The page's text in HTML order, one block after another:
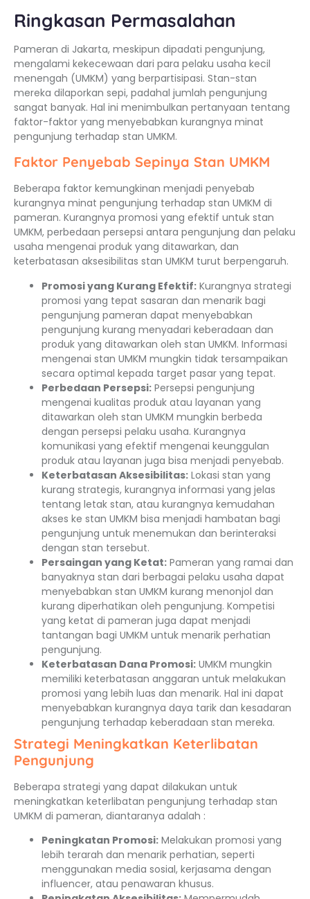
Ringkasan Permasalahan
Pameran di Jakarta, meskipun dipadati pengunjung,
mengalami kekecewaan dari para pelaku usaha kecil
menengah (UMKM) yang berpartisipasi. Stan-stan
mereka dilaporkan sepi, padahal jumlah pengunjung
sangat banyak. Hal ini menimbulkan pertanyaan tentang
faktor-faktor yang menyebabkan kurangnya minat
pengunjung terhadap stan UMKM.
Faktor Penyebab Sepinya Stan UMKM
Beberapa faktor kemungkinan menjadi penyebab
kurangnya minat pengunjung terhadap stan UMKM di
pameran. Kurangnya promosi yang efektif untuk stan
UMKM, perbedaan persepsi antara pengunjung dan pelaku
usaha mengenai produk yang ditawarkan, dan
keterbatasan aksesibilitas stan UMKM turut berpengaruh.
Promosi yang Kurang Efektif: Kurangnya strategi
promosi yang tepat sasaran dan menarik bagi
pengunjung pameran dapat menyebabkan
pengunjung kurang menyadari keberadaan dan
produk yang ditawarkan oleh stan UMKM. Informasi
mengenai stan UMKM mungkin tidak tersampaikan
secara optimal kepada target pasar yang tepat.
Perbedaan Persepsi: Persepsi pengunjung
mengenai kualitas produk atau layanan yang
ditawarkan oleh stan UMKM mungkin berbeda
dengan persepsi pelaku usaha. Kurangnya
komunikasi yang efektif mengenai keunggulan
produk atau layanan juga bisa menjadi penyebab.
Keterbatasan Aksesibilitas: Lokasi stan yang
kurang strategis, kurangnya informasi yang jelas
tentang letak stan, atau kurangnya kemudahan
akses ke stan UMKM bisa menjadi hambatan bagi
pengunjung untuk menemukan dan berinteraksi
dengan stan tersebut.
Persaingan yang Ketat: Pameran yang ramai dan
banyaknya stan dari berbagai pelaku usaha dapat
menyebabkan stan UMKM kurang menonjol dan
kurang diperhatikan oleh pengunjung. Kompetisi
yang ketat di pameran juga dapat menjadi
tantangan bagi UMKM untuk menarik perhatian
pengunjung.
Keterbatasan Dana Promosi: UMKM mungkin
memiliki keterbatasan anggaran untuk melakukan
promosi yang lebih luas dan menarik. Hal ini dapat
menyebabkan kurangnya daya tarik dan kesadaran
pengunjung terhadap keberadaan stan mereka.
Strategi Meningkatkan Keterlibatan
Pengunjung
Beberapa strategi yang dapat dilakukan untuk
meningkatkan keterlibatan pengunjung terhadap stan
UMKM di pameran, diantaranya adalah :
Peningkatan Promosi: Melakukan promosi yang
lebih terarah dan menarik perhatian, seperti
menggunakan media sosial, kerjasama dengan
influencer, atau penawaran khusus.